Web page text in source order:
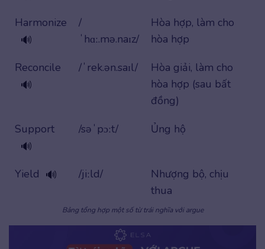
Harmonize
🔊
/
ˈhɑː.mə.naɪz/
Hòa hợp, làm cho
hòa hợp
Reconcile
🔊
/ˈrek.ən.saɪl/
Hòa giải, làm cho
hòa hợp (sau bất
đồng)
Support
🔊
/səˈpɔːt/ Ủng hộ
Yield 🔊 /jiːld/
Nhượng bộ, chịu
thua
Bảng tổng hợp một số từ trái nghĩa với argue